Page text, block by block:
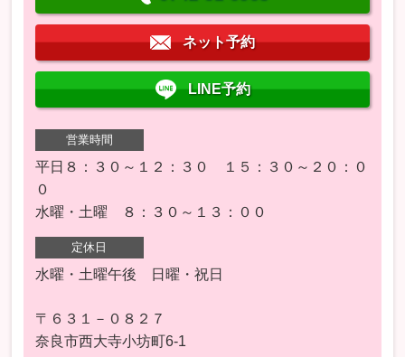
ネット予約
LINE予約
営業時間
平日８：３０～１２：３０ １５：３０～２０：０
０
水曜・土曜 ８：３０～１３：００
定休日
水曜・土曜午後 日曜・祝日
〒６３１－０８２７
奈良市西大寺小坊町6-1